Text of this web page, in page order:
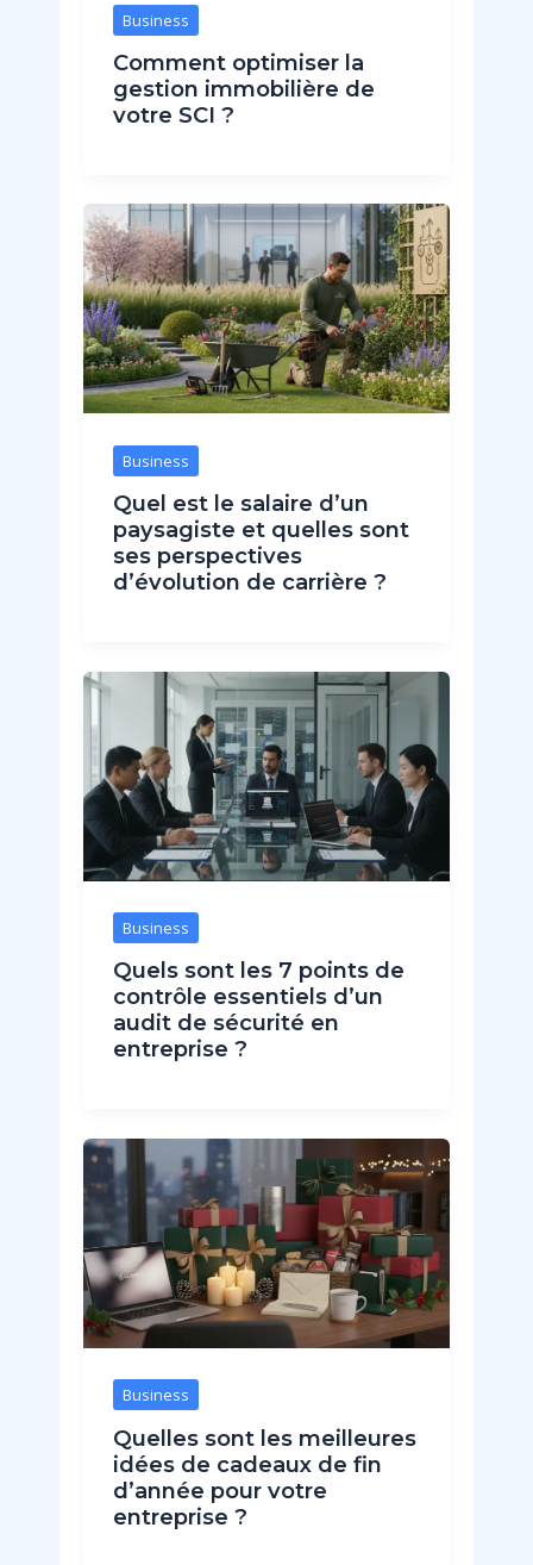
Business
Comment optimiser la
gestion immobilière de
votre SCI ?
Business
Quel est le salaire d’un
paysagiste et quelles sont
ses perspectives
d’évolution de carrière ?
Business
Quels sont les 7 points de
contrôle essentiels d’un
audit de sécurité en
entreprise ?
Business
Quelles sont les meilleures
idées de cadeaux de fin
d’année pour votre
entreprise ?